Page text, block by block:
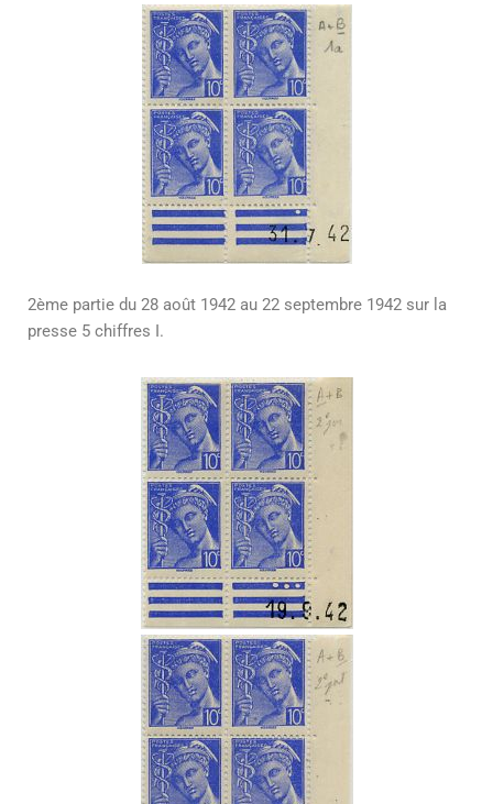
2ème partie du 28 août 1942 au 22 septembre 1942 sur la
presse 5 chiffres I.